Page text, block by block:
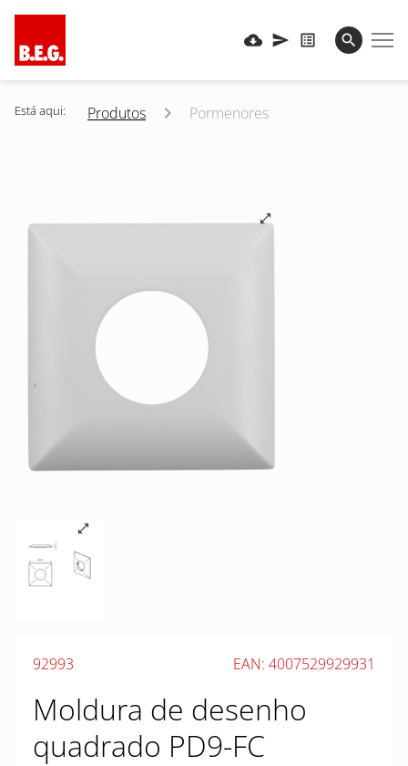
Está aqui: Produtos Pormenores
92993 EAN: 4007529929931
Moldura de desenho
quadrado PD9-FC